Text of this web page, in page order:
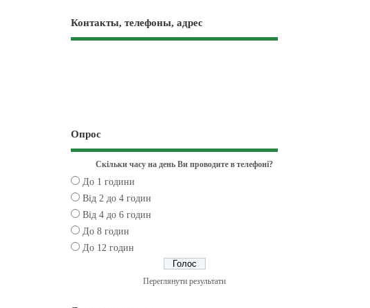
Контакты, телефоны, адрес
Опрос
Скільки часу на день Ви проводите в телефоні?
До 1 години
Від 2 до 4 годин
Від 4 до 6 годин
До 8 годин
До 12 годин
Переглянути результати